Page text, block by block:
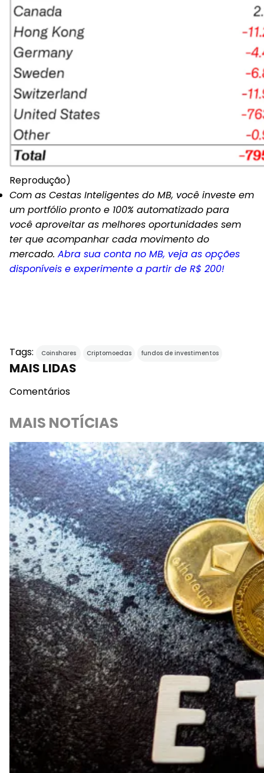
Reprodução)
Com as Cestas Inteligentes do MB, você investe em
um portfólio pronto e 100% automatizado para
você aproveitar as melhores oportunidades sem
ter que acompanhar cada movimento do
mercado. Abra sua conta no MB, veja as opções
disponíveis e experimente a partir de R$ 200!
Tags: Coinshares Criptomoedas fundos de investimentos
MAIS LIDAS
Comentários
MAIS NOTÍCIAS